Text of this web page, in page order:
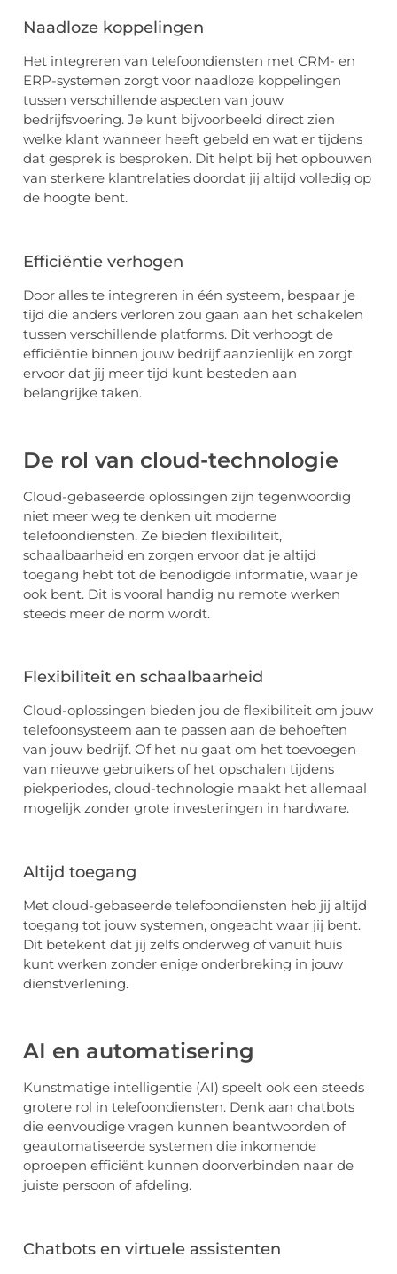
Naadloze koppelingen
Het integreren van telefoondiensten met CRM- en
ERP-systemen zorgt voor naadloze koppelingen
tussen verschillende aspecten van jouw
bedrijfsvoering. Je kunt bijvoorbeeld direct zien
welke klant wanneer heeft gebeld en wat er tijdens
dat gesprek is besproken. Dit helpt bij het opbouwen
van sterkere klantrelaties doordat jij altijd volledig op
de hoogte bent.
Efficiëntie verhogen
Door alles te integreren in één systeem, bespaar je
tijd die anders verloren zou gaan aan het schakelen
tussen verschillende platforms. Dit verhoogt de
efficiëntie binnen jouw bedrijf aanzienlijk en zorgt
ervoor dat jij meer tijd kunt besteden aan
belangrijke taken.
De rol van cloud-technologie
Cloud-gebaseerde oplossingen zijn tegenwoordig
niet meer weg te denken uit moderne
telefoondiensten. Ze bieden flexibiliteit,
schaalbaarheid en zorgen ervoor dat je altijd
toegang hebt tot de benodigde informatie, waar je
ook bent. Dit is vooral handig nu remote werken
steeds meer de norm wordt.
Flexibiliteit en schaalbaarheid
Cloud-oplossingen bieden jou de flexibiliteit om jouw
telefoonsysteem aan te passen aan de behoeften
van jouw bedrijf. Of het nu gaat om het toevoegen
van nieuwe gebruikers of het opschalen tijdens
piekperiodes, cloud-technologie maakt het allemaal
mogelijk zonder grote investeringen in hardware.
Altijd toegang
Met cloud-gebaseerde telefoondiensten heb jij altijd
toegang tot jouw systemen, ongeacht waar jij bent.
Dit betekent dat jij zelfs onderweg of vanuit huis
kunt werken zonder enige onderbreking in jouw
dienstverlening.
AI en automatisering
Kunstmatige intelligentie (AI) speelt ook een steeds
grotere rol in telefoondiensten. Denk aan chatbots
die eenvoudige vragen kunnen beantwoorden of
geautomatiseerde systemen die inkomende
oproepen efficiënt kunnen doorverbinden naar de
juiste persoon of afdeling.
Chatbots en virtuele assistenten